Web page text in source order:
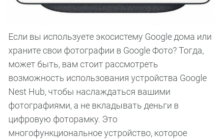
Если вы используете экосистему Google дома или
храните свои фотографии в Google Фото? Тогда,
может быть, вам стоит рассмотреть
возможность использования устройства Google
Nest Hub, чтобы наслаждаться вашими
фотографиями, а не вкладывать деньги в
цифровую фоторамку. Это
многофункциональное устройство, которое